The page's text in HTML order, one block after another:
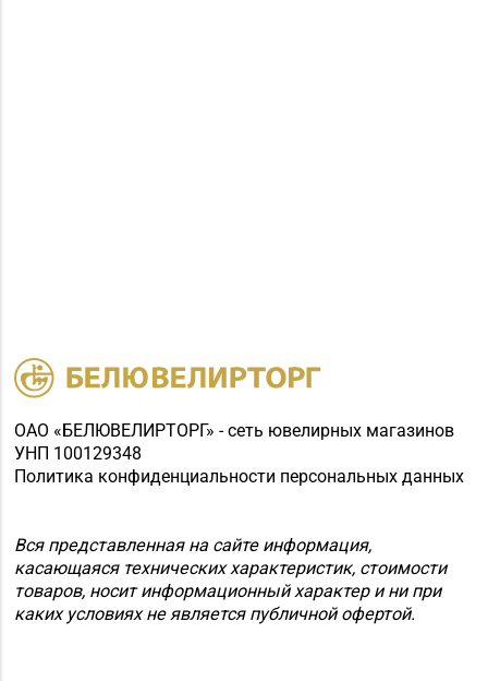
ОАО «БЕЛЮВЕЛИРТОРГ» - сеть ювелирных магазинов
УНП 100129348
Политика конфиденциальности персональных данных
Вся представленная на сайте информация,
касающаяся технических характеристик, стоимости
товаров, носит информационный характер и ни при
каких условиях не является публичной офертой.